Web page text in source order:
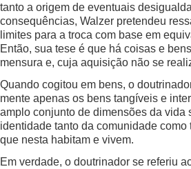
tanto a origem de eventuais
consequências, Walzer pretendeu
limites para a troca com base em
Então, sua tese é que há coisas e
mensura e, cuja aquisição não se
Quando cogitou em bens, o
mente apenas os bens tangíveis e
amplo conjunto de dimensões da vida
identidade tanto da comunidade
que nesta habitam e vivem.
Em verdade, o doutrinador se referiu